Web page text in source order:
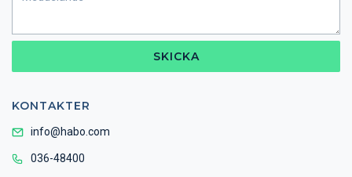
SKICKA
KONTAKTER
info@habo.com
036-48400